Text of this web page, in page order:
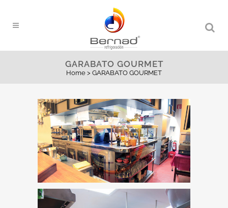
GARABATO GOURMET
Home > GARABATO GOURMET